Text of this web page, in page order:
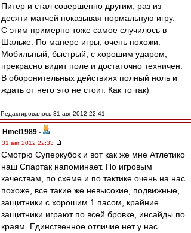
Питер и стал совершенно другим, раз из
десяти матчей показывая нормальную игру.
С этим примерно тоже самое случилось в
Шальке. По манере игры, очень похожи.
Мобильный, быстрый, с хорошим ударом,
прекрасно видит поле и достаточно техничен.
В оборонительных действиях полный ноль и
ждать от него это не стоит. Как то так)
Редактировалось 31 авг 2012 22:41
Hmel1989 -
31 авг 2012 22:33
Смотрю Суперкубок и вот как же мне Атлетико
наш Спартак напоминает. По игровым
качествам, по схеме и по тактике очень на нас
похоже, все такие же невысокие, подвижные,
защитники с хорошим 1 пасом, крайние
защитники играют по всей бровке, инсайды по
краям. Единственное отличие нет у нас